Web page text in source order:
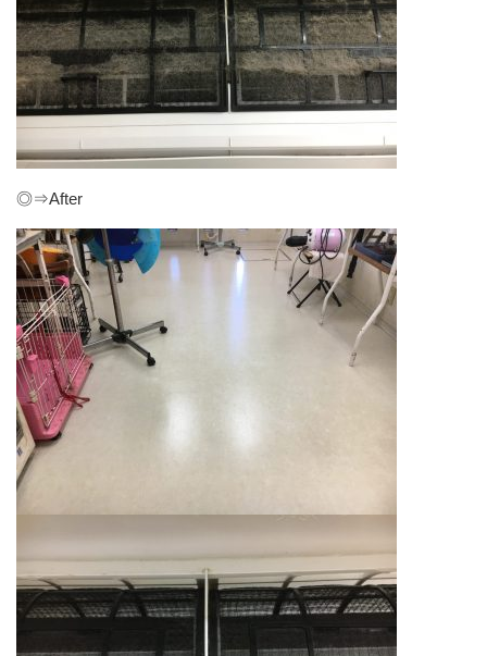
◎⇒After